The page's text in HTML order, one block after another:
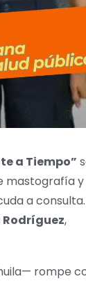
a Tiempo”
mastografía y
a consulta.
Rodríguez,
rompe